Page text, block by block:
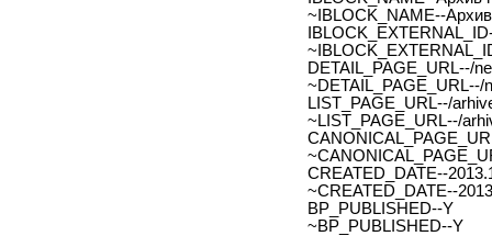
~IBLOCK_NAME--
DETAIL_PAGE_URL--/
~DETAIL_PAGE_URL--/
LIST_PAGE_URL--/
~LIST_PAGE_URL--/
CREATED_DATE--
~CREATED_DATE--
BP_PUBLISHED--Y
~BP_PUBLISHED--Y